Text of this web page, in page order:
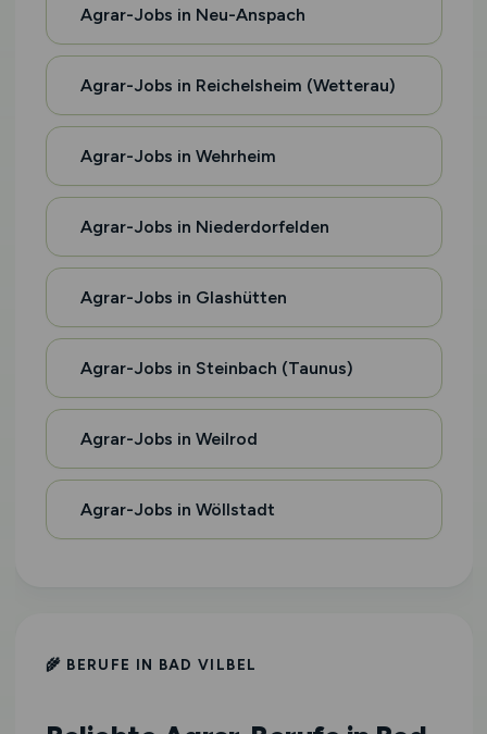
Agrar-Jobs in Neu-Anspach
Agrar-Jobs in Reichelsheim (Wetterau)
Agrar-Jobs in Wehrheim
Agrar-Jobs in Niederdorfelden
Agrar-Jobs in Glashütten
Agrar-Jobs in Steinbach (Taunus)
Agrar-Jobs in Weilrod
Agrar-Jobs in Wöllstadt
🌾 BERUFE IN BAD VILBEL